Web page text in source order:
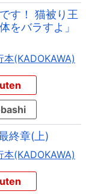
す！ 猫被り王
をバラすよ」
本(KADOKAWA)
終章(上)
本(KADOKAWA)